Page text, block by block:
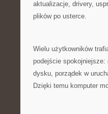
aktualizacje, drivery,
plików po usterce.
Wielu użytkowników
podejście spokojniejsze:
dysku, porządek w
Dzięki temu komputer